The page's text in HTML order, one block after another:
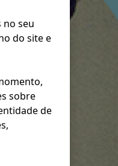
no seu
do site e
sobre
de